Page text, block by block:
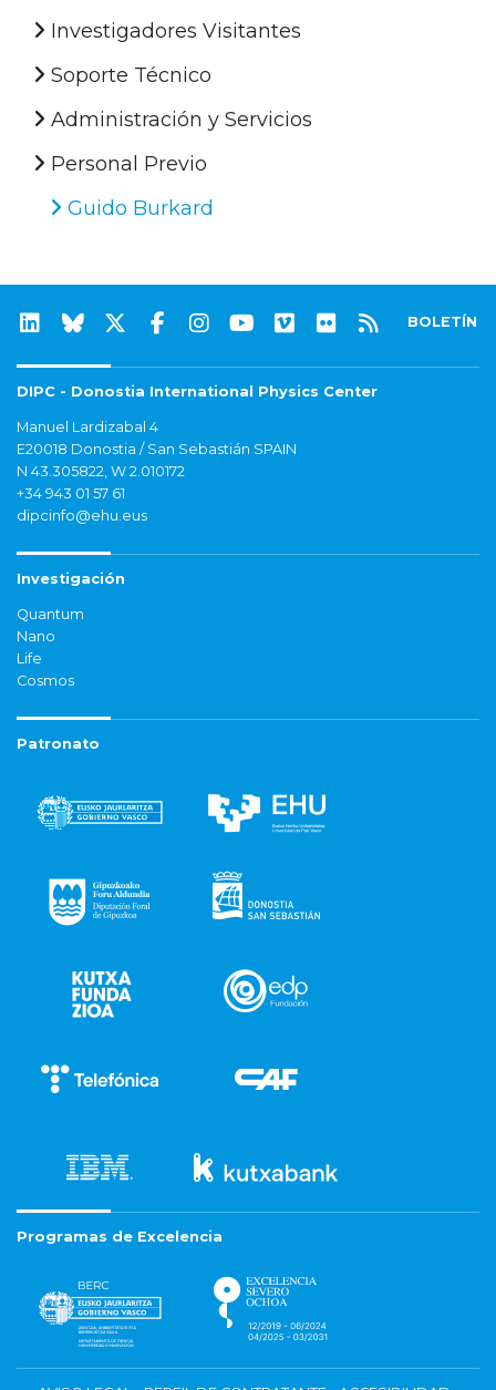
Investigadores Visitantes
Soporte Técnico
Administración y Servicios
Personal Previo
Guido Burkard
BOLETÍN
DIPC - Donostia International Physics Center
Manuel Lardizabal 4
E20018 Donostia / San Sebastián SPAIN
N 43.305822, W 2.010172
+34 943 01 57 61
dipcinfo@ehu.eus
Investigación
Quantum
Nano
Life
Cosmos
Patronato
Programas de Excelencia